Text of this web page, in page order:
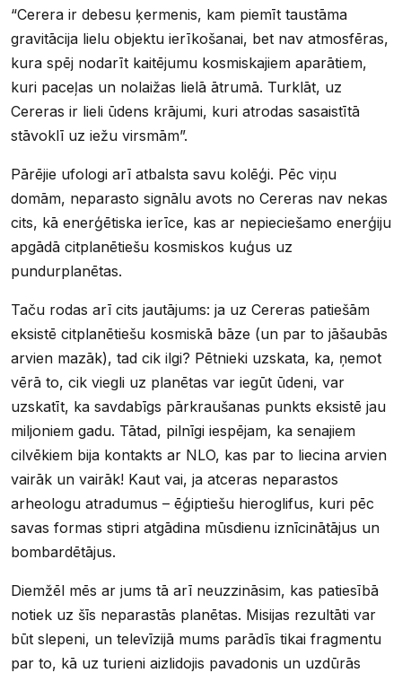
“Cerera ir debesu ķermenis, kam piemīt taustāma
gravitācija lielu objektu ierīkošanai, bet nav atmosfēras,
kura spēj nodarīt kaitējumu kosmiskajiem aparātiem,
kuri paceļas un nolaižas lielā ātrumā. Turklāt, uz
Cereras ir lieli ūdens krājumi, kuri atrodas sasaistītā
stāvoklī uz iežu virsmām”.
Pārējie ufologi arī atbalsta savu kolēģi. Pēc viņu
domām, neparasto signālu avots no Cereras nav nekas
cits, kā enerģētiska ierīce, kas ar nepieciešamo enerģiju
apgādā citplanētiešu kosmiskos kuģus uz
pundurplanētas.
Taču rodas arī cits jautājums: ja uz Cereras patiešām
eksistē citplanētiešu kosmiskā bāze (un par to jāšaubās
arvien mazāk), tad cik ilgi? Pētnieki uzskata, ka, ņemot
vērā to, cik viegli uz planētas var iegūt ūdeni, var
uzskatīt, ka savdabīgs pārkraušanas punkts eksistē jau
miljoniem gadu. Tātad, pilnīgi iespējam, ka senajiem
cilvēkiem bija kontakts ar NLO, kas par to liecina arvien
vairāk un vairāk! Kaut vai, ja atceras neparastos
arheologu atradumus – ēģiptiešu hieroglifus, kuri pēc
savas formas stipri atgādina mūsdienu iznīcinātājus un
bombardētājus.
Diemžēl mēs ar jums tā arī neuzzināsim, kas patiesībā
notiek uz šīs neparastās planētas. Misijas rezultāti var
būt slepeni, un televīzijā mums parādīs tikai fragmentu
par to, kā uz turieni aizlidojis pavadonis un uzdūrās